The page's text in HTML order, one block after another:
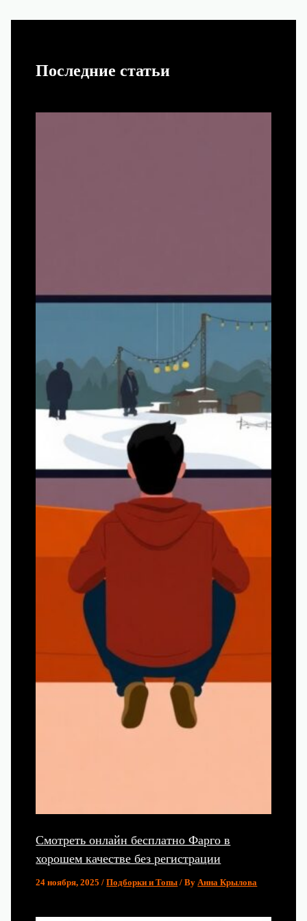
Последние статьи
Смотреть онлайн бесплатно Фарго в
хорошем качестве без регистрации
24 ноября, 2025/Подборки и Топы / ByАнна Крылова